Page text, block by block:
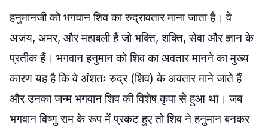
हनुमानजी को भगवान शिव का रुद्रावतार माना जाता है। वे
अजय, अमर, और महाबली हैं जो भक्ति, शक्ति, सेवा और ज्ञान के
प्रतीक हैं। भगवान हनुमान को शिव का अवतार मानने का मुख्य
कारण यह है कि वे अंशतः रुद्र (शिव) के अवतार माने जाते हैं
और उनका जन्म भगवान शिव की विशेष कृपा से हुआ था। जब
भगवान विष्णु राम के रूप में प्रकट हुए तो शिव ने हनुमान बनकर